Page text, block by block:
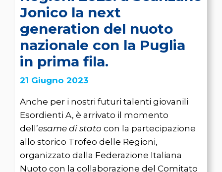
Jonico la next
generation del nuoto
nazionale con la Puglia
in prima fila.
21 Giugno 2023
Anche per i nostri futuri talenti giovanili
Esordienti A, è arrivato il momento
dell’esame di stato con la partecipazione
allo storico Trofeo delle Regioni,
organizzato dalla Federazione Italiana
Nuoto con la collaborazione del Comitato